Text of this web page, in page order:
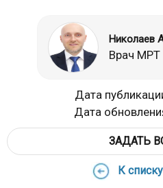
Николаев
Врач МРТ
Дата
Дата
ЗАДАТЬ
К